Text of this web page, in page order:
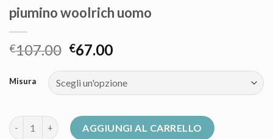
piumino woolrich uomo
€107.00 €67.00
Misura
piumino woolrich uomo quantitàAGGIUNGI AL CARRELLO